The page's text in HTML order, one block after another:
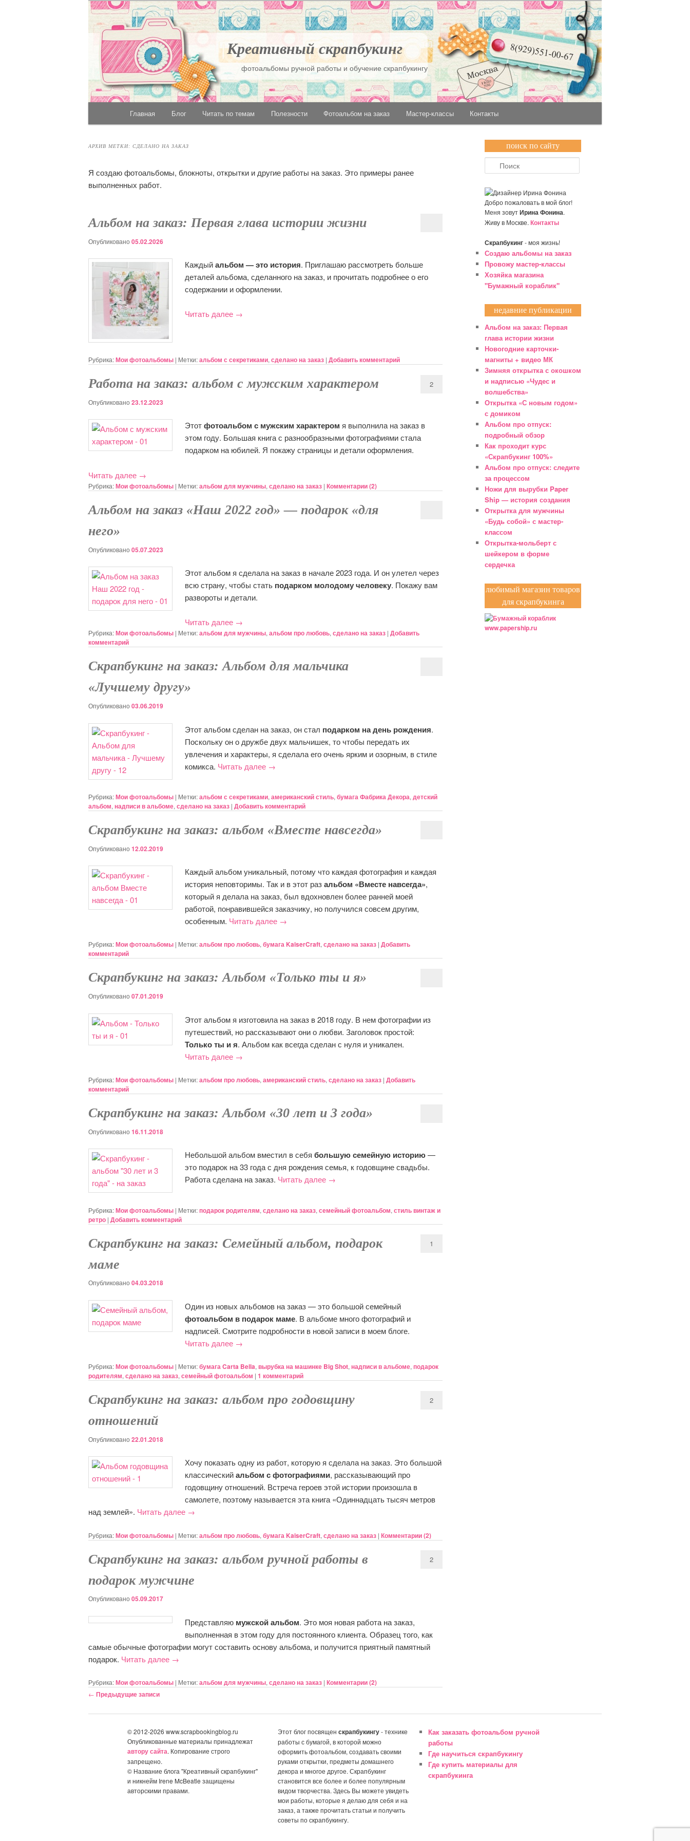
Креативный скрапбукинг
фотоальбомы ручной работы и обучение скрапбукингу
Перейти к основному содержимому
Перейти к дополнительному содержимому
Главная Блог Читать по темам Полезности Фотоальбом на заказ Мастер-классы Контакты
АРХИВ МЕТКИ: СДЕЛАНО НА ЗАКАЗ
Я создаю фотоальбомы, блокноты, открытки и другие работы на заказ. Это примеры ранее
выполненных работ.
Альбом на заказ: Первая глава истории жизни
Опубликовано 05.02.2026
Каждыйальбом — это история. Приглашаю рассмотреть больше
деталей альбома, сделанного на заказ, и прочитать подробнее о его
содержании и оформлении.
Читать далее →
Рубрика:Мои фотоальбомы | Метки:альбом с секретиками, сделано на заказ | Добавить комментарий
Работа на заказ: альбом с мужским характером
Опубликовано 23.12.2023
2
Этотфотоальбом с мужским характером я выполнила на заказ в
этом году. Большая книга с разнообразными фотографиями стала
подарком на юбилей. Я покажу страницы и детали оформления.
Читать далее →
Рубрика:Мои фотоальбомы | Метки:альбом для мужчины, сделано на заказ | Комментарии (2)
Альбом на заказ «Наш 2022 год» — подарок «для
него»
Опубликовано 05.07.2023
Этот альбом я сделала на заказ в начале 2023 года. И он улетел через
всю страну, чтобы стать подарком молодому человеку. Покажу вам
развороты и детали.
Читать далее →
Рубрика:Мои фотоальбомы | Метки:альбом для мужчины, альбом про любовь, сделано на заказ | Добавить
комментарий
Скрапбукинг на заказ: Альбом для мальчика
«Лучшему другу»
Опубликовано 03.06.2019
Этот альбом сделан на заказ, он стал подарком на день рождения.
Поскольку он о дружбе двух мальчишек, то чтобы передать их
увлечения и характеры, я сделала его очень ярким и озорным, в стиле
комикса. Читать далее →
Рубрика:Мои фотоальбомы | Метки:альбом с секретиками, американский стиль, бумага Фабрика Декора, детский
альбом, надписи в альбоме, сделано на заказ | Добавить комментарий
Скрапбукинг на заказ: альбом «Вместе навсегда»
Опубликовано 12.02.2019
Каждый альбом уникальный, потому что каждая фотография и каждая
история неповторимы. Так и в этот разальбом «Вместе навсегда»,
который я делала на заказ, был вдохновлен более ранней моей
работой, понравившейся заказчику, но получился совсем другим,
особенным. Читать далее →
Рубрика:Мои фотоальбомы | Метки:альбом про любовь,бумага KaiserCraft,сделано на заказ | Добавить
комментарий
Скрапбукинг на заказ: Альбом «Только ты и я»
Опубликовано 07.01.2019
Этот альбом я изготовила на заказ в 2018 году. В нем фотографии из
путешествий, но рассказывают они о любви. Заголовок простой:
Только ты и я. Альбом как всегда сделан с нуля и уникален.
Читать далее →
Рубрика:Мои фотоальбомы | Метки:альбом про любовь, американский стиль, сделано на заказ | Добавить
комментарий
Скрапбукинг на заказ: Альбом «30 лет и 3 года»
Опубликовано 16.11.2018
Небольшой альбом вместил в себябольшую семейную историю—
это подарок на 33 года с дня рождения семья, к годовщине свадьбы.
Работа сделана на заказ. Читать далее →
Рубрика:Мои фотоальбомы | Метки:подарок родителям, сделано на заказ, семейный фотоальбом, стиль винтаж и
ретро | Добавить комментарий
Скрапбукинг на заказ: Семейный альбом, подарок
маме
Опубликовано 04.03.2018
1
Один из новых альбомов на заказ — это большой семейный
фотоальбом в подарок маме. В альбоме много фотографий и
надписей. Смотрите подробности в новой записи в моем блоге.
Читать далее →
Рубрика:Мои фотоальбомы | Метки:бумага Carta Bella, вырубка на машинке Big Shot, надписи в альбоме, подарок
родителям, сделано на заказ, семейный фотоальбом | 1 комментарий
Скрапбукинг на заказ: альбом про годовщину
отношений
Опубликовано 22.01.2018
2
Хочу показать одну из работ, которую я сделала на заказ. Это большой
классическийальбом с фотографиями, рассказывающий про
годовщину отношений. Встреча героев этой истории произошла в
самолете, поэтому называется эта книга «Одиннадцать тысяч метров
над землей». Читать далее →
Рубрика:Мои фотоальбомы | Метки:альбом про любовь, бумага KaiserCraft, сделано на заказ | Комментарии (2)
Скрапбукинг на заказ: альбом ручной работы в
подарок мужчине
Опубликовано 05.09.2017
2
Представляю мужской альбом. Это моя новая работа на заказ,
выполненная в этом году для постоянного клиента. Образец того, как
самые обычные фотографии могут составить основу альбома, и получится приятный памятный
подарок. Читать далее →
Рубрика:Мои фотоальбомы | Метки:альбом для мужчины, сделано на заказ | Комментарии (2)
Навигация по записям
← Предыдущие записи
поиск по сайту
Поиск
Добро пожаловать в мой блог!
Меня зовутИрина Фонина.
Живу в Москве. Контакты
Скрапбукинг- моя жизнь!
Создаю альбомы на заказ
Провожу мастер-классы
Хозяйка магазина
"Бумажный кораблик"
недавние публикации
Альбом на заказ: Первая
глава истории жизни
Новогодние карточки-
магниты + видео МК
Зимняя открытка с окошком
и надписью «Чудес и
волшебства»
Открытка «С новым годом»
с домиком
Альбом про отпуск:
подробный обзор
Как проходит курс
«Скрапбукинг 100%»
Альбом про отпуск: следите
за процессом
Ножи для вырубки Paper
Ship — история создания
Открытка для мужчины
«Будь собой» с мастер-
классом
Открытка-мольберт с
шейкером в форме
сердечка
любимый магазин товаров
для скрапбукинга
© 2012-2026 www.scrapbookingblog.ru
Опубликованные материалы принадлежат
автору сайта. Копирование строго
запрещено.
© Название блога "Креативный скрапбукинг"
и никнейм Irene McBeatle защищены
авторскими правами.
Этот блог посвящен скрапбукингу- технике
работы с бумагой, в которой можно
оформить фотоальбом, создавать своими
руками открытки, предметы домашнего
декора и многое другое. Скрапбукинг
становится все более и более популярным
видом творчества. Здесь Вы можете увидеть
мои работы, которые я делаю для себя и на
заказ, а также прочитать статьи и получить
советы по скрапбукингу.
Как заказать фотоальбом ручной
работы
Где научиться скрапбукингу
Где купить материалы для
скрапбукинга